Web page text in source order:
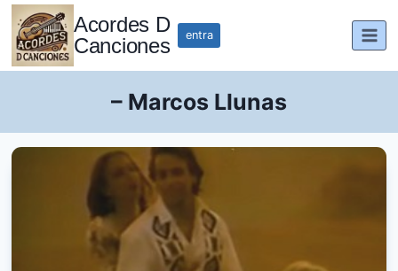
Saltar
contenido
Acordes D
Canciones
entra
– Marcos Llunas